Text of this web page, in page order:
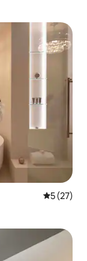
5 (27)